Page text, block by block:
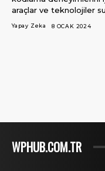
araçlar ve teknolojiler
Yapay Zeka 8 OCAK 2024
WPHUB.COM.TR